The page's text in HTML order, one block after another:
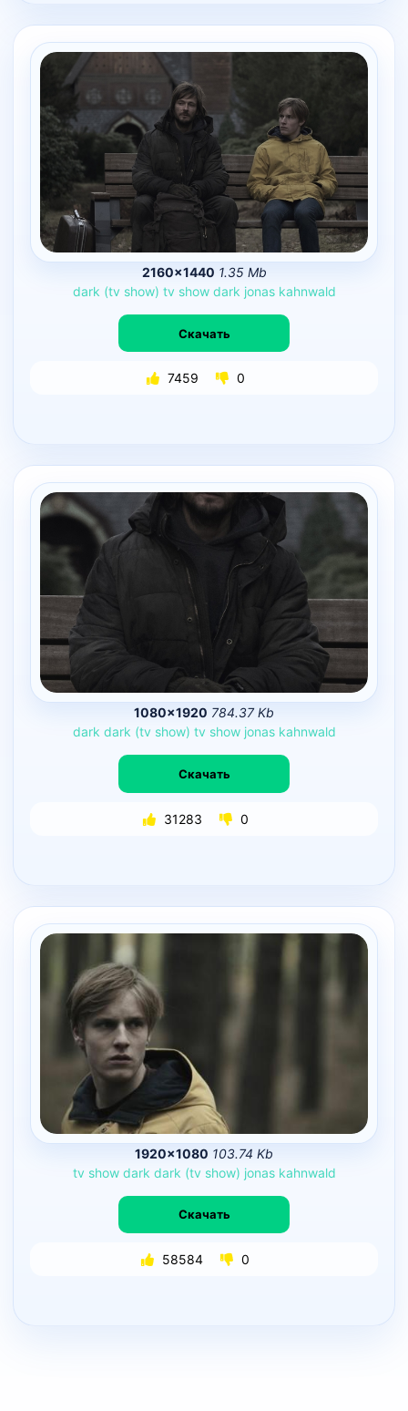
2160×1440 1.35 Mb
dark (tv show) tv show dark jonas kahnwald
Скачать
7459 0
1080×1920 784.37 Kb
dark dark (tv show) tv show jonas kahnwald
Скачать
31283 0
1920×1080 103.74 Kb
tv show dark dark (tv show) jonas kahnwald
Скачать
58584 0